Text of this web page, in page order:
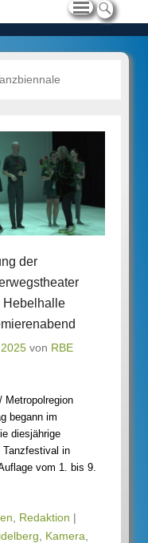
der
Hebelhalle
von RBE
Metropolregion
begann im
diesjährige
Tanzfestival in
vom 1. bis 9.
Redaktion |
Kamera